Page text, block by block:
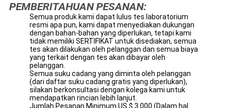
PEMBERITAHUAN PESANAN:
Semua produk kami dapat lulus tes laboratorium
resmi apa pun, kami dapat menyediakan dukungan
dengan bahan-bahan yang diperlukan, tetapi kami
tidak memiliki SERTIFIKAT untuk disediakan, semua
tes akan dilakukan oleh pelanggan dan semua biaya
yang terkait dengan tes akan dibayar oleh
pelanggan.
Semua suku cadang yang diminta oleh pelanggan
(dari daftar suku cadang gratis yang diperlukan),
silakan berkonsultasi dengan kolega kami untuk
mendapatkan rincian lebih lanjut.
Jumlah Pesanan Minimum US $ 3.000 (Dalam hal